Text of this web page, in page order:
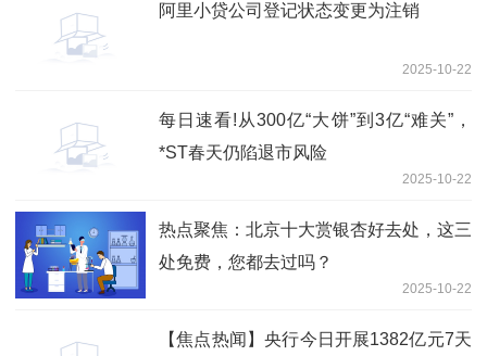
阿里小贷公司登记状态变更为注销
2025-10-22
每日速看!从300亿“大饼”到3亿“难关”，
*ST春天仍陷退市风险
2025-10-22
热点聚焦：北京十大赏银杏好去处，这三
处免费，您都去过吗？
2025-10-22
【焦点热闻】央行今日开展1382亿元7天